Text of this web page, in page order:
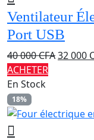
Ventilateur
Port USB
40 000CFALe
40
32 000
ACHETER
En Stock
18%